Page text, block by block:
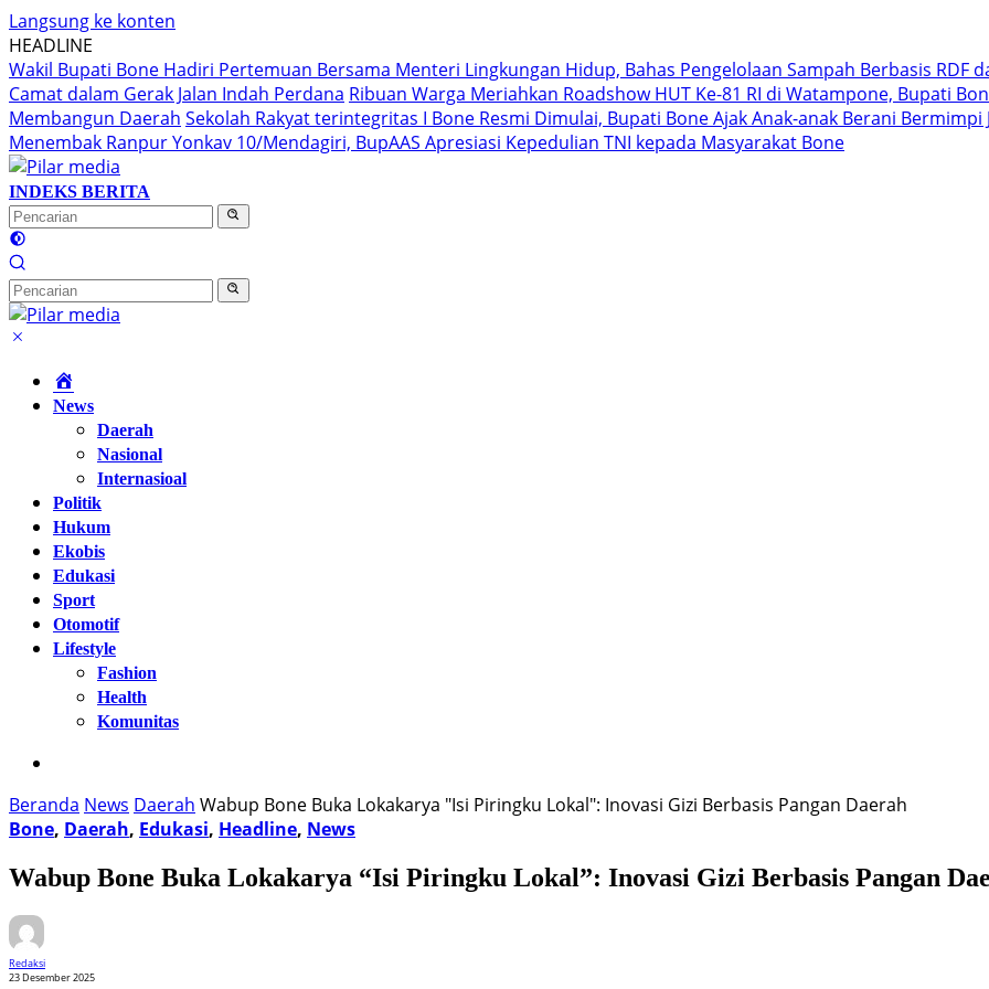
Langsung ke konten
HEADLINE
Wakil Bupati Bone Hadiri Pertemuan Bersama Menteri Lingkungan Hidup, Bahas Pengelolaan Sampah Berbasis RDF
Camat dalam Gerak Jalan Indah Perdana Ribuan Warga Meriahkan Roadshow HUT Ke-81 RI di Watampone, Bupati
Membangun Daerah Sekolah Rakyat terintegritas I Bone Resmi Dimulai, Bupati Bone Ajak Anak-anak Berani
Menembak Ranpur Yonkav 10/Mendagiri, BupAAS Apresiasi Kepedulian TNI kepada Masyarakat Bone
INDEKS BERITA
News
Daerah
Nasional
Internasioal
Politik
Hukum
Ekobis
Edukasi
Sport
Otomotif
Lifestyle
Fashion
Health
Komunitas
Beranda News Daerah Wabup Bone Buka Lokakarya "Isi Piringku Lokal": Inovasi Gizi Berbasis Pangan Daerah
Bone, Daerah, Edukasi, Headline, News
Wabup Bone Buka Lokakarya “Isi Piringku Lokal”: Inovasi Gizi Berbasis Pangan
Redaksi
23 Desember 2025